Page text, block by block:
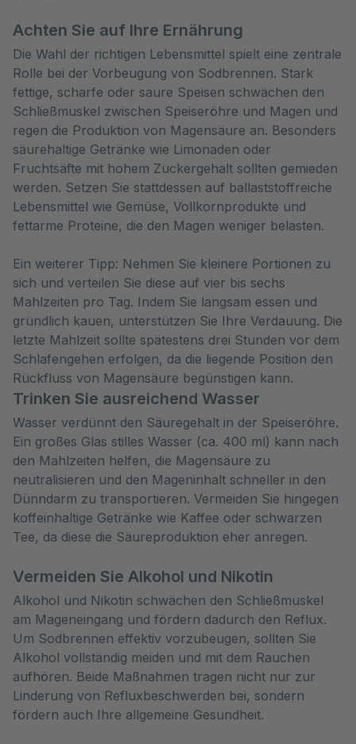
Achten Sie auf Ihre Ernährung
Die Wahl der richtigen Lebensmittel spielt eine zentrale
Rolle bei der Vorbeugung von Sodbrennen. Stark
fettige, scharfe oder saure Speisen schwächen den
Schließmuskel zwischen Speiseröhre und Magen und
regen die Produktion von Magensäure an. Besonders
säurehaltige Getränke wie Limonaden oder
Fruchtsäfte mit hohem Zuckergehalt sollten gemieden
werden. Setzen Sie stattdessen auf ballaststoffreiche
Lebensmittel wie Gemüse, Vollkornprodukte und
fettarme Proteine, die den Magen weniger belasten.
Ein weiterer Tipp: Nehmen Sie kleinere Portionen zu
sich und verteilen Sie diese auf vier bis sechs
Mahlzeiten pro Tag. Indem Sie langsam essen und
gründlich kauen, unterstützen Sie Ihre Verdauung. Die
letzte Mahlzeit sollte spätestens drei Stunden vor dem
Schlafengehen erfolgen, da die liegende Position den
Rückfluss von Magensäure begünstigen kann.
Trinken Sie ausreichend Wasser
Wasser verdünnt den Säuregehalt in der Speiseröhre.
Ein großes Glas stilles Wasser (ca. 400 ml) kann nach
den Mahlzeiten helfen, die Magensäure zu
neutralisieren und den Mageninhalt schneller in den
Dünndarm zu transportieren. Vermeiden Sie hingegen
koffeinhaltige Getränke wie Kaffee oder schwarzen
Tee, da diese die Säureproduktion eher anregen.
Vermeiden Sie Alkohol und Nikotin
Alkohol und Nikotin schwächen den Schließmuskel
am Mageneingang und fördern dadurch den Reflux.
Um Sodbrennen effektiv vorzubeugen, sollten Sie
Alkohol vollständig meiden und mit dem Rauchen
aufhören. Beide Maßnahmen tragen nicht nur zur
Linderung von Refluxbeschwerden bei, sondern
fördern auch Ihre allgemeine Gesundheit.